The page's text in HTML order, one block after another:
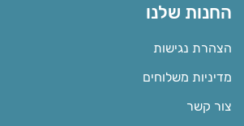
החנות שלנו
הצהרת נגישות
מדיניות משלוחים
צור קשר